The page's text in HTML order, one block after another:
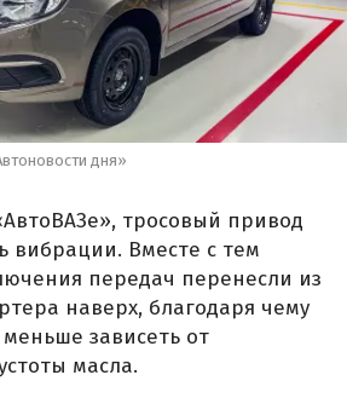
дня»
тросовый привод
вибрации. Вместе с тем
передач перенесли из
наверх, благодаря чему
меньше зависеть от
масла.